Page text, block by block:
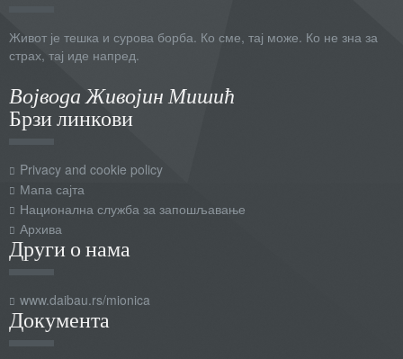
Живот је тешка и сурова борба. Ко сме, тај може. Ко не зна за
страх, тај иде напред.
Војвода Живојин Мишић
Брзи линкови
Privacy and cookie policy
Мапа сајта
Национална служба за запошљавање
Архива
Други о нама
www.daibau.rs/mionica
Документа